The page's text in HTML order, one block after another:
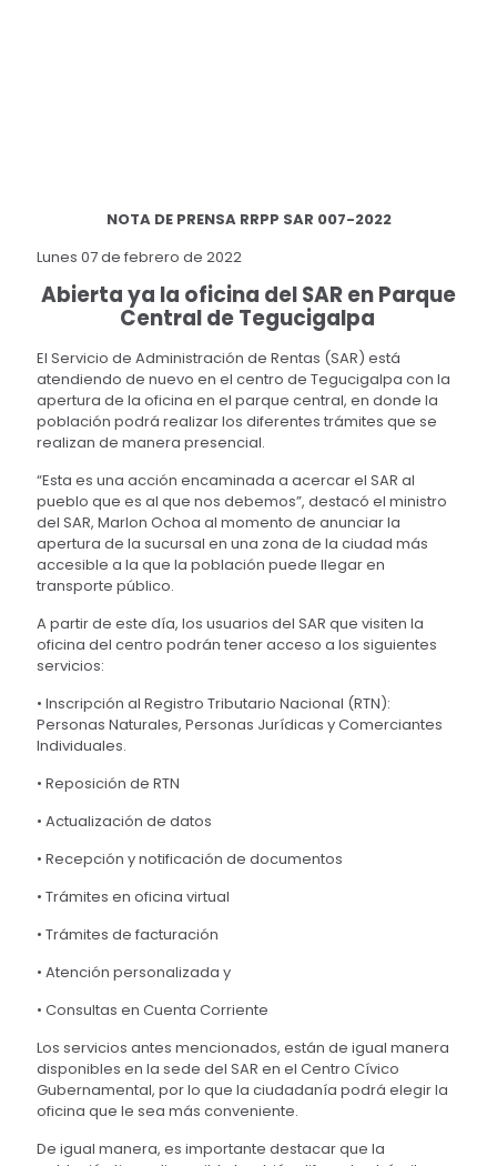
NOTA DE PRENSA RRPP SAR 007-2022
Lunes 07 de febrero de 2022
Abierta ya la oficina del SAR en Parque
Central de Tegucigalpa
El Servicio de Administración de Rentas (SAR) está
atendiendo de nuevo en el centro de Tegucigalpa con la
apertura de la oficina en el parque central, en donde la
población podrá realizar los diferentes trámites que se
realizan de manera presencial.
“Esta es una acción encaminada a acercar el SAR al
pueblo que es al que nos debemos”, destacó el ministro
del SAR, Marlon Ochoa al momento de anunciar la
apertura de la sucursal en una zona de la ciudad más
accesible a la que la población puede llegar en
transporte público.
A partir de este día, los usuarios del SAR que visiten la
oficina del centro podrán tener acceso a los siguientes
servicios:
• Inscripción al Registro Tributario Nacional (RTN):
Personas Naturales, Personas Jurídicas y Comerciantes
Individuales.
• Reposición de RTN
• Actualización de datos
• Recepción y notificación de documentos
• Trámites en oficina virtual
• Trámites de facturación
• Atención personalizada y
• Consultas en Cuenta Corriente
Los servicios antes mencionados, están de igual manera
disponibles en la sede del SAR en el Centro Cívico
Gubernamental, por lo que la ciudadanía podrá elegir la
oficina que le sea más conveniente.
De igual manera, es importante destacar que la